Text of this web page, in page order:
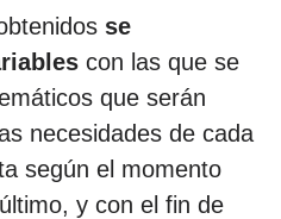
se
con las que se
que serán
necesidades de cada
según el momento
y con el fin de